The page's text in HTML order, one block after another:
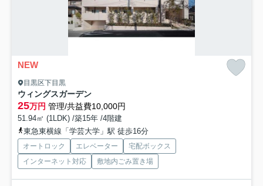
NEW
目黒区下目黒
ウィングスガーデン
25万円 管理/共益費10,000円
51.94㎡ (1LDK) /築15年 /4階建
東急東横線「学芸大学」駅 徒歩16分
オートロック エレベーター
宅配ボックス
インターネット対応
敷地内ごみ置き場